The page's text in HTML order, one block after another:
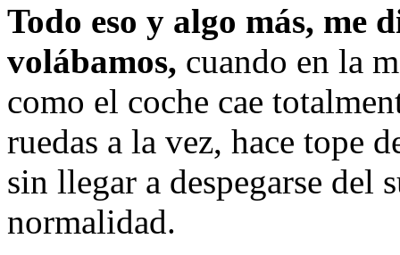
Todo eso y algo más, me
volábamos, cuando en la
como el coche cae
ruedas a la vez, hace tope
sin llegar a despegarse del
normalidad.